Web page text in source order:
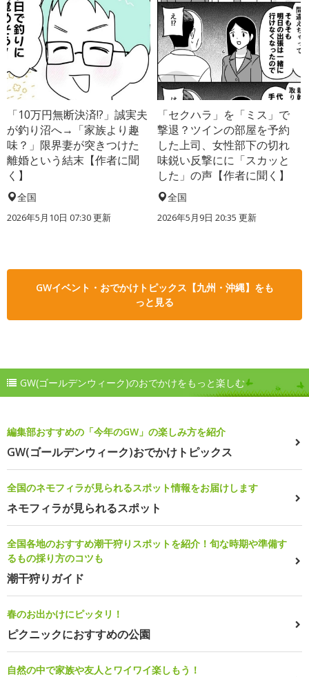
「10万円無断決済!?」誠実夫
が釣り沼へ→「家族より趣
味？」限界妻が突きつけた
離婚という結末【作者に聞
く】
全国
2026年5月10日 07:30 更新
「セクハラ」を「ミス」で
撃退？ツインの部屋を予約
した上司、女性部下の切れ
味鋭い反撃にに「スカッと
した」の声【作者に聞く】
全国
2026年5月9日 20:35 更新
GWイベント・おでかけトピックス【九州・沖縄】をも
っと見る
GW(ゴールデンウィーク)のおでかけをもっと楽しむ
編集部おすすめの「今年のGW」の楽しみ方を紹介
GW(ゴールデンウィーク)おでかけトピックス
全国のネモフィラが見られるスポット情報をお届けします
ネモフィラが見られるスポット
全国各地のおすすめ潮干狩りスポットを紹介！旬な時期や準備す
るもの採り方のコツも
潮干狩りガイド
春のお出かけにピッタリ！
ピクニックにおすすめの公園
自然の中で家族や友人とワイワイ楽しもう！